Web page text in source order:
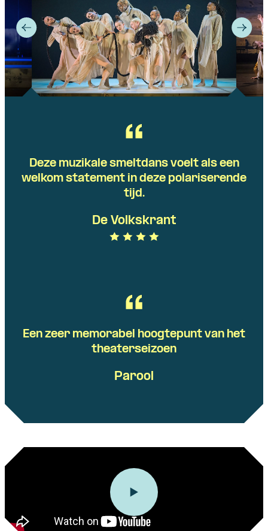
Deze muzikale smeltdans voelt als een
welkom statement in deze polariserende
tijd.
De Volkskrant
Een zeer memorabel hoogtepunt van het
theaterseizoen
Parool